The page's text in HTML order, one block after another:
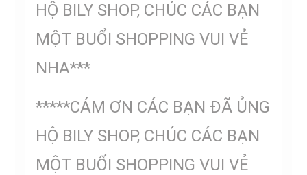
HỘ BILY SHOP, CHÚC CÁC BẠN
MỘT BUỔI SHOPPING VUI VẺ
NHA***
*****CÁM ƠN CÁC BẠN ĐÃ ỦNG
HỘ BILY SHOP, CHÚC CÁC BẠN
MỘT BUỔI SHOPPING VUI VẺ